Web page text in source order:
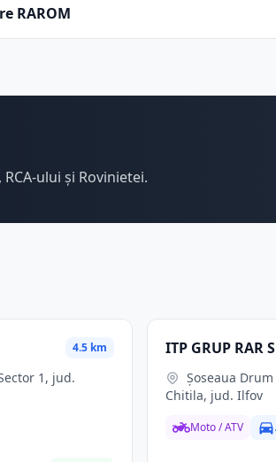
RAROM
ului și Rovinietei.
4.5 km ITP GRUP RAR
Șoseaua Drum Centură Chitila Rudeni, nr. 7,
Chitila, jud. Ilfov
Moto / ATV